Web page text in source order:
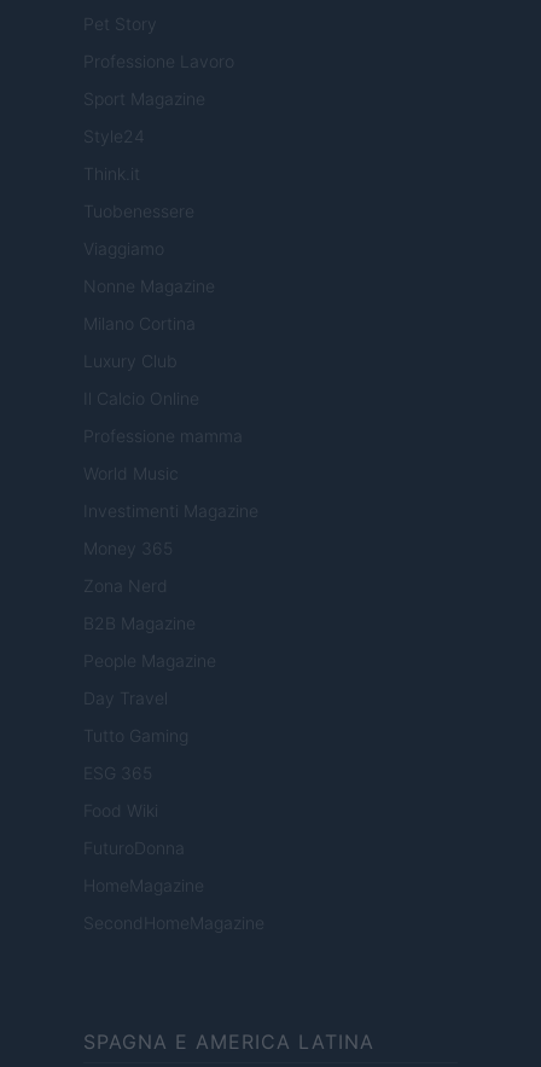
Pet Story
Professione Lavoro
Sport Magazine
Style24
Think.it
Tuobenessere
Viaggiamo
Nonne Magazine
Milano Cortina
Luxury Club
Il Calcio Online
Professione mamma
World Music
Investimenti Magazine
Money 365
Zona Nerd
B2B Magazine
People Magazine
Day Travel
Tutto Gaming
ESG 365
Food Wiki
FuturoDonna
HomeMagazine
SecondHomeMagazine
SPAGNA E AMERICA LATINA